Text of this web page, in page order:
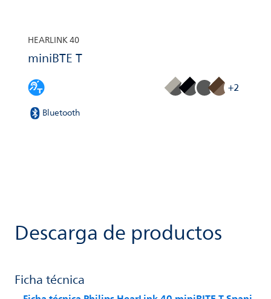
HEARLINK 40
miniBTE T
+2
Bluetooth
Descarga de productos
Ficha técnica